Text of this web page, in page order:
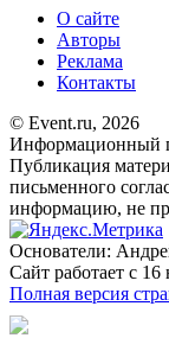
О сайте
Авторы
Реклама
Контакты
© Event.ru, 2026
Информационный
Публикация
письменного
информацию, не
Основатели:
Сайт работает с 16
Полная версия